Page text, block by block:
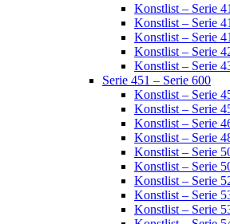
Konstlist – Serie
Konstlist – Serie
Konstlist – Serie
Konstlist – Serie
Konstlist – Serie
Serie 451 – Serie 600
Konstlist – Serie
Konstlist – Serie
Konstlist – Serie
Konstlist – Serie
Konstlist – Serie
Konstlist – Serie
Konstlist – Serie
Konstlist – Serie
Konstlist – Serie